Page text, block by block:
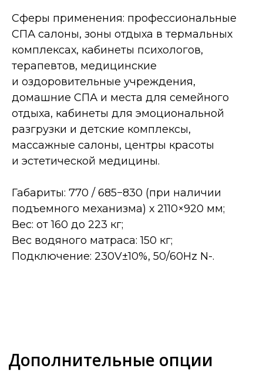
Сферы применения: профессиональные
СПА салоны, зоны отдыха в термальных
комплексах, кабинеты психологов,
терапевтов, медицинские
и оздоровительные учреждения,
домашние СПА и места для семейного
отдыха, кабинеты для эмоциональной
разгрузки и детские комплексы,
массажные салоны, центры красоты
и эстетической медицины.
Габариты: 770 / 685−830 (при наличии
подъемного механизма) х 2110×920 мм;
Вес: от 160 до 223 кг;
Вес водяного матраса: 150 кг;
Подключение: 230V±10%, 50/60Hz N-.
материалы или проверьте наличие
дилера в вашем регионе